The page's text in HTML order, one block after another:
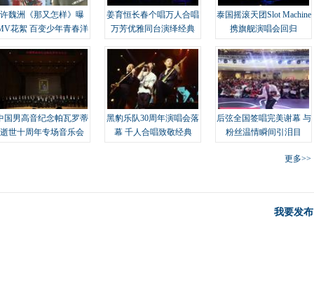
许魏洲《那又怎样》曝
花絮 百变少年青春洋
姜育恒长春个唱万人合唱
万芳优雅同台演绎经典
泰国摇滚天团Slot Machine
携旗舰演唱会回归
国男高音纪念帕瓦罗蒂
逝世十周年专场音乐会
黑豹乐队30周年演唱会落
幕 千人合唱致敬经典
后弦全国签唱完美谢幕 与
粉丝温情瞬间引泪目
更多>>
我要发布